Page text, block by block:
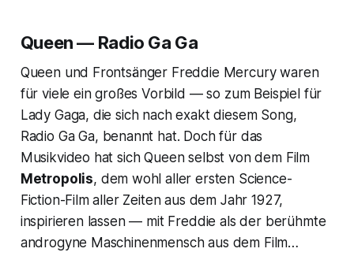
Queen — Radio Ga Ga
Queen und Frontsänger Freddie Mercury waren
für viele ein großes Vorbild — so zum Beispiel für
Lady Gaga, die sich nach exakt diesem Song,
Radio Ga Ga, benannt hat. Doch für das
Musikvideo hat sich Queen selbst von dem Film
Metropolis, dem wohl aller ersten Science-
Fiction-Film aller Zeiten aus dem Jahr 1927,
inspirieren lassen — mit Freddie als der berühmte
androgyne Maschinenmensch aus dem Film…